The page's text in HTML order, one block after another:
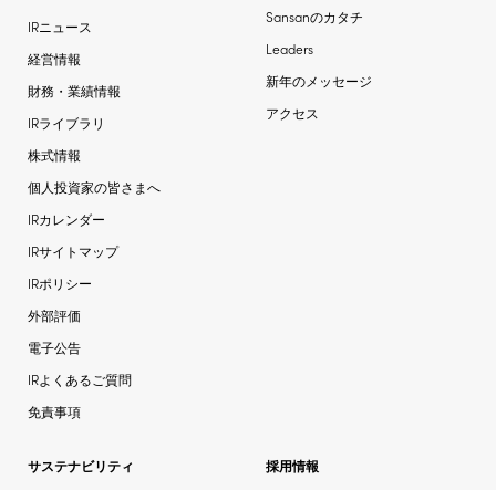
Sansanのカタチ
Leaders
新年のメッセージ
アクセス
IRニュース
経営情報
財務・業績情報
IRライブラリ
株式情報
個人投資家の皆さまへ
IRカレンダー
IRサイトマップ
IRポリシー
外部評価
電子公告
IRよくあるご質問
免責事項
サステナビリティ
採用情報